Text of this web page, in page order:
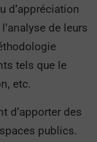
d’appréciation
de leurs
tels que le
etc.
d’apporter des
publics.